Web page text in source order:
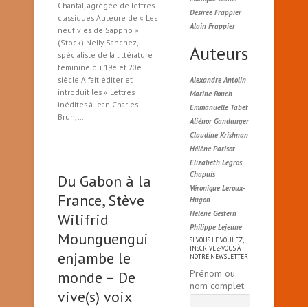
Chantal, agrégée de lettres
classiques Auteure de « Les
neuf vies de Sappho »
(Stock) Nelly Sanchez,
spécialiste de la littérature
féminine du 19e et 20e
siècle A fait éditer et
introduit les « Lettres
inédites à Jean Charles-
Brun,…
Du Gabon à la
France, Stève
Wilifrid
Mounguengui
enjambe le
monde – De
vive(s) voix
Désirée Frappier
Alain Frappier
Auteurs
Alexandre Antolin
Marine Rouch
Emmanuelle Tabet
Aliénor Gandanger
Claudine Krishnan
Hélène Parisot
Elizabeth Legros
Chapuis
Véronique Leroux-
Hugon
Hélène Gestern
Philippe Lejeune
SI VOUS LE VOULEZ,
INSCRIVEZ-VOUS À
NOTRE NEWSLETTER
Prénom ou
nom complet